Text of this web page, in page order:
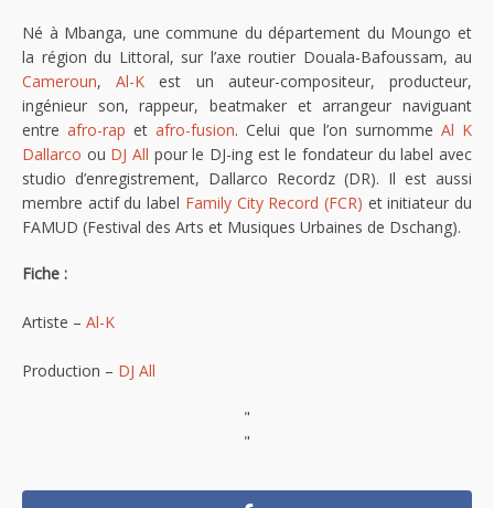
Né à Mbanga, une commune du département du Moungo et
la région du Littoral, sur l’axe routier Douala-Bafoussam, au
Cameroun,Al-K est un auteur-compositeur, producteur,
ingénieur son, rappeur, beatmaker et arrangeur naviguant
entreafro-rap etafro-fusion. Celui que l’on surnomme Al K
Dallarco ou DJ All pour le DJ-ing est le fondateur du label avec
studio d’enregistrement, Dallarco Recordz (DR). Il est aussi
membre actif du label Family City Record (FCR) et initiateur du
FAMUD (Festival des Arts et Musiques Urbaines de Dschang).
Fiche :
Artiste – Al-K
Production – DJ All
"
"